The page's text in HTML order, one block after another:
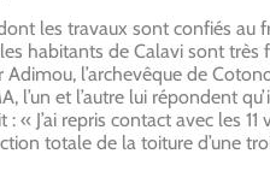
les travaux sont confiés au
habitants de Calavi sont très
l’archevêque de
et l’autre lui répondent
J’ai repris contact avec les
totale de la toiture d’une